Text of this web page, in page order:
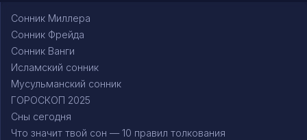
Сонник Миллера
Сонник Фрейда
Сонник Ванги
Исламский сонник
Мусульманский сонник
ГОРОСКОП 2025
Сны сегодня
Что значит твой сон — 10 правил толкования